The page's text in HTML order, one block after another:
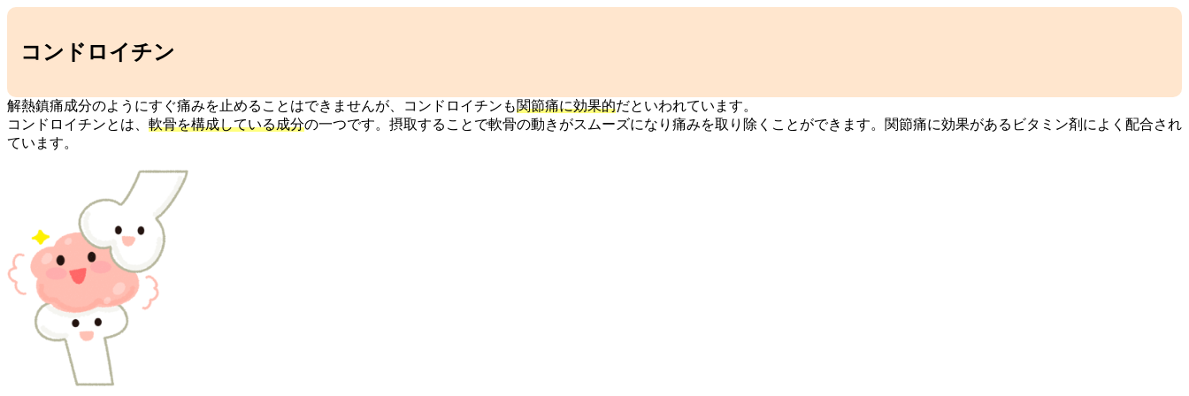
コンドロイチン
解熱鎮痛成分のようにすぐ痛みを止めることはできませんが、コンドロイチンも関節痛に効果的だといわれています。
コンドロイチンとは、 軟骨を構成している成分の一つです。摂取することで軟骨の動きがスムーズになり痛みを取り除くことができます。関節痛に効果があるビタミン剤によく配合され
ています。